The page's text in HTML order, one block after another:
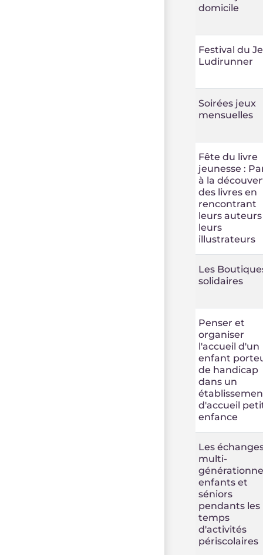
domicile
Festival du
Ludirunner
Soirées jeux
mensuelles
Fête du livre
jeunesse :
à la
des livres en
rencontrant
leurs
leurs
illustrateurs
Les
solidaires
Penser et
organiser
l'accueil d'un
enfant
de handicap
dans un
d'accueil
enfance
Les
multi-
enfants et
séniors
pendants les
temps
d'activités
périscolaires